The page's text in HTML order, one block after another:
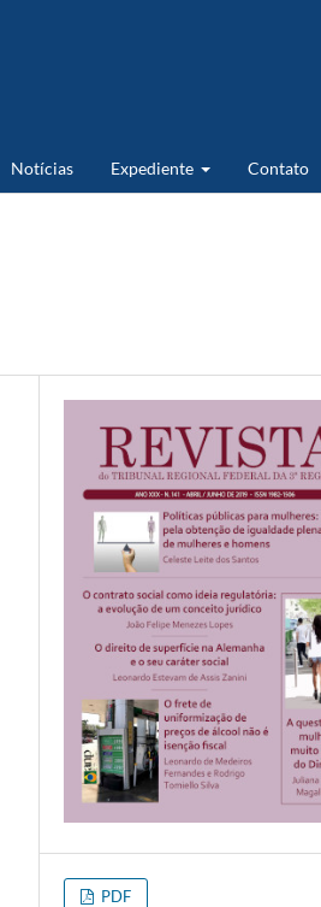
Notícias Expediente Contato
PDF